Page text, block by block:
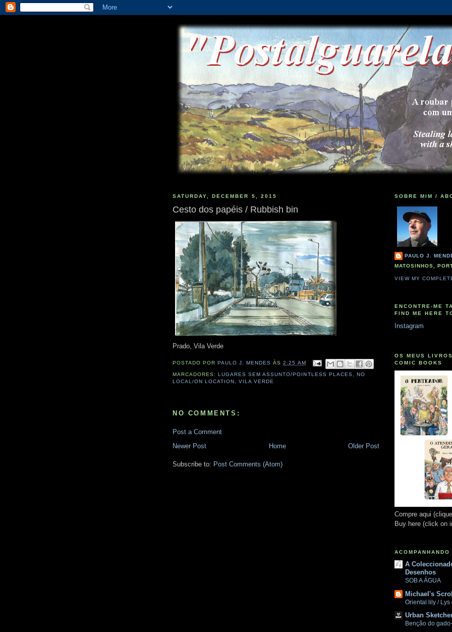
SATURDAY, DECEMBER 5, 2015
Cesto dos papéis / Rubbish bin
Prado, Vila Verde
POSTADO POR PAULO J. MENDES ÀS2:25 AM
MARCADORES:LUGARES SEM ASSUNTO/POINTLESS PLACES
NO
LOCAL/ON LOCATION
,VILA VERDE
NO COMMENTS:
Post a Comment
Newer Post
Older Post
Home
Subscribe to: Post Comments (Atom)
SOBRE MIM /
PAULO J.
MATOSINHOS,
VIEW MY
ENCONTRE-ME
FIND ME HERE
Instagram
OS MEUS
COMIC BOOKS
Compre aqui
Buy here (click on
A
Desenhos
SOB A ÁGUA
Michael's
Oriental lily / Lys
Urban
Benção do